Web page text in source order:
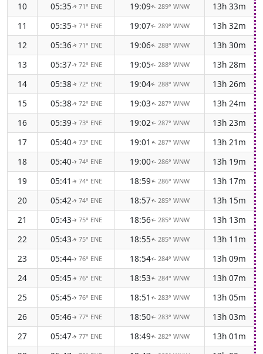
10
05:35↑ 71° ENE 19:09↑ 289° WNW 13h 33m
11
05:35↑ 71° ENE 19:07↑ 289° WNW 13h 32m
12
05:36↑ 71° ENE 19:06↑ 288° WNW 13h 30m
13
05:37↑ 72° ENE 19:05↑ 288° WNW 13h 28m
14
05:38↑ 72° ENE 19:04↑ 288° WNW 13h 26m
15
05:38↑ 72° ENE 19:03↑ 287° WNW 13h 24m
16
05:39↑ 73° ENE 19:02↑ 287° WNW 13h 23m
17
05:40↑ 73° ENE 19:01 ↑ 287° WNW 13h 21m
18
05:40↑ 74° ENE 19:00↑ 286° WNW 13h 19m
19
05:41 ↑ 74° ENE 18:59↑ 286° WNW 13h 17m
20
05:42↑ 74° ENE 18:57↑ 285° WNW 13h 15m
21
05:43↑ 75° ENE 18:56↑ 285° WNW 13h 13m
22
05:43↑ 75° ENE 18:55↑ 285° WNW 13h 11m
23
05:44↑ 76° ENE 18:54↑ 284° WNW 13h 09m
24
05:45↑ 76° ENE 18:53↑ 284° WNW 13h 07m
25
05:45↑ 76° ENE 18:51 ↑ 283° WNW 13h 05m
26
05:46↑ 77° ENE 18:50↑ 283° WNW 13h 03m
27
05:47↑ 77° ENE 18:49↑ 282° WNW 13h 01m